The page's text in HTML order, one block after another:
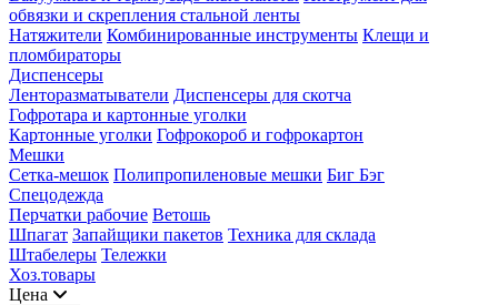
обвязки и скрепления стальной ленты
Натяжители Комбинированные инструменты Клещи и
пломбираторы
Диспенсеры
Ленторазматыватели Диспенсеры для скотча
Гофротара и картонные уголки
Картонные уголки Гофрокороб и гофрокартон
Мешки
Сетка-мешок Полипропиленовые мешки Биг Бэг
Спецодежда
Перчатки рабочие Ветошь
Шпагат Запайщики пакетов Техника для склада
Штабелеры Тележки
Хоз.товары
Цена